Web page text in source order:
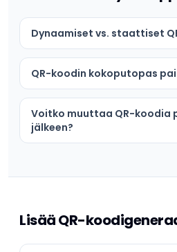
Dynaamiset vs. staattiset
QR-koodin kokoputopas
Voitko muuttaa QR-koodia
jälkeen?
Lisää QR-